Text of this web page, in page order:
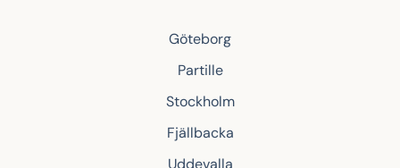
Göteborg
Partille
Stockholm
Fjällbacka
Uddevalla